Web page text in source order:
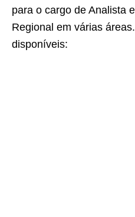
para o cargo de Analista
Regional em várias
disponíveis: